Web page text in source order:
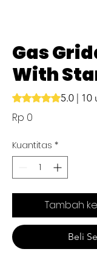
Gas
With
Peringkat adalah
5.0 | 10
Rp 0
Kuantitas *
Tambah
Beli